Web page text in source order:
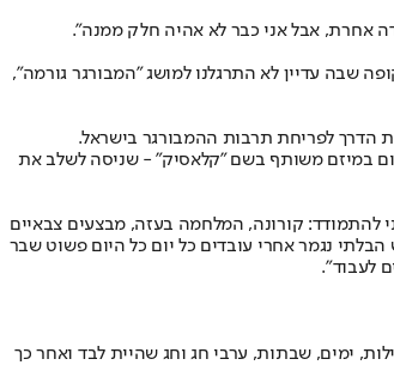
בתקופה שבה עדיין לא התרגלנו למושג "המבורגר גורמה",
וולפנייטס התמזגה עם מסעדת בזיליקום במיזם משותף בשם "קלאסיק" - שניסה לשלב את
שנה במסעדות התעייפתי", הוא כתב, "עם הכל הצלחתי להתמודד: קורונה, המלחמה בעזה, מבצעים צבאיים
נגמר אחרי עובדים כל יום כל היום פשוט שבר
ימים, שבתות, ערבי חג וחג שהיית לבד ואחר כך